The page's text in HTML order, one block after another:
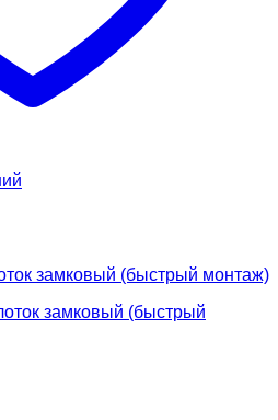
замковый (быстрый монтаж)